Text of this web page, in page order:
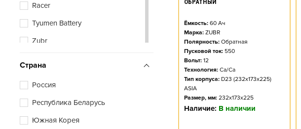
Racer
Tyumen Battery
Zubr
Страна
Россия
Республика Беларусь
Южная Корея
ОБРАТНЫЙ
Ёмкость: 60 Ач
Марка: ZUBR
Полярность: Обратная
Пусковой ток: 550
Вольт: 12
Технология: Ca/Ca
Тип корпуса: D23 (232x173x225)
ASIA
Размер, мм: 232x173x225
Наличие: В наличии